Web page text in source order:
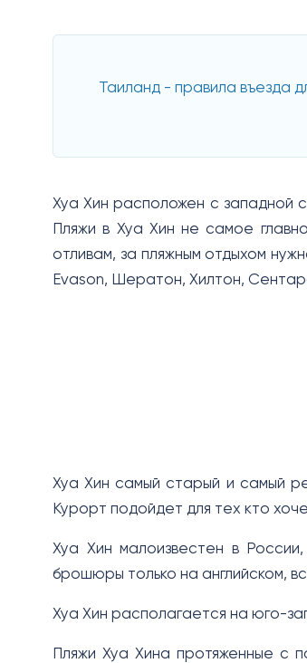
Таиланд - правила въезда
Хуа Хин расположен с западной
Пляжи в Хуа Хин не самое
отливам, за пляжным отдыхом
Evason, Шератон, Хилтон,
Хуа Хин самый старый и самый
Курорт подойдет для тех кто
Хуа Хин малоизвестен в
брошюры только на английском,
Хуа Хин располагается на юго-
Пляжи Хуа Хина протяженные с